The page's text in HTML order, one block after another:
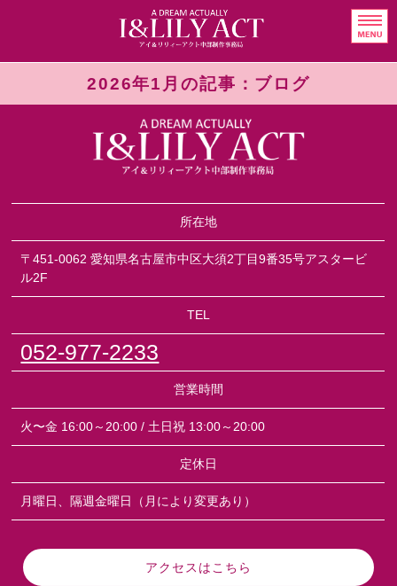
イベント制作・
Event business
2026年1月の記事：ブログ
所在地
〒451-0062 愛知県名古屋市中区大須2丁目9番35号アスタービ
ル2F
TEL
052-977-2233
営業時間
火〜金 16:00～20:00 / 土日祝 13:00～20:00
定休日
月曜日、隔週金曜日（月により変更あり）
アクセスはこちら